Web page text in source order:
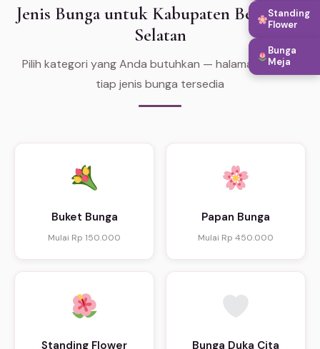
Jenis Bunga untuk Kabupaten Bengkulu
Selatan
Pilih kategori yang Anda butuhkan — halaman khusus
tiap jenis bunga tersedia
Buket Bunga
Mulai Rp 150.000
Papan Bunga
Mulai Rp 450.000
Standing Flower Bunga Duka Cita
Standing
Flower
Bunga
Meja